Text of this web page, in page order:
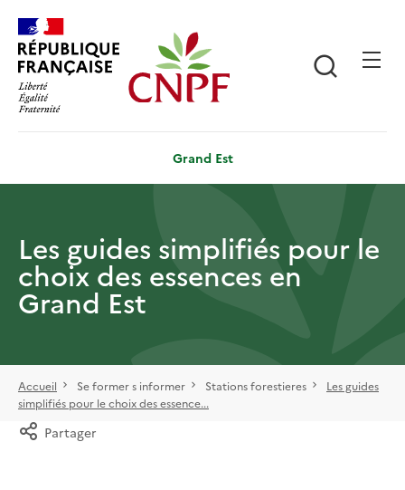
contenu
principal
Grand Est
Les guides simplifiés pour le
choix des essences en
Grand Est
Accueil Se former s informer Stations forestieres
Les guides
simplifiés pour le choix des essence...
Partager